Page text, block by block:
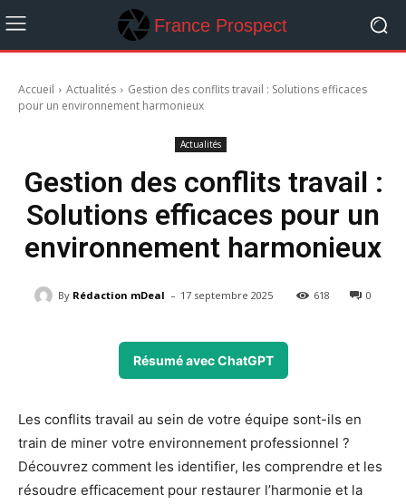
France Prospect
Accueil Actualités
Gestion des conflits travail : Solutions efficaces
pour un environnement harmonieux
Actualités
Gestion des conflits travail :
Solutions efficaces pour un
environnement harmonieux
By Rédaction mDeal - 17 septembre 2025 618 0
Résumé avec ChatGPT
Les conflits travail au sein de votre équipe sont-ils en
train de miner votre environnement professionnel ?
Découvrez comment les identifier, les comprendre et les
résoudre efficacement pour restaurer l’harmonie et la